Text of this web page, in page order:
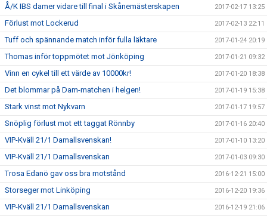
Å/K IBS damer vidare till final i Skånemästerskapen 2017-02-17 13:25
Förlust mot Lockerud 2017-02-13 22:11
Tuff och spännande match inför fulla läktare 2017-01-24 20:19
Thomas inför toppmötet mot Jönköping 2017-01-21 09:32
Vinn en cykel till ett värde av 10000kr! 2017-01-20 18:38
Det blommar på Dam-matchen i helgen! 2017-01-19 15:38
Stark vinst mot Nykvarn 2017-01-17 19:57
Snöplig förlust mot ett taggat Rönnby 2017-01-16 20:40
VIP-Kväll 21/1 Damallsvenskan! 2017-01-10 13:20
VIP-Kväll 21/1 Damallsvenskan 2017-01-03 09:30
Trosa Edanö gav oss bra motstånd 2016-12-21 15:00
Storseger mot Linköping 2016-12-20 19:36
VIP-Kväll 21/1 Damallsvenskan 2016-12-19 21:06